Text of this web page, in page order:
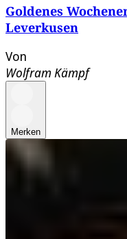
Goldenes
Leverkusen
Von
Wolfram Kämpf
Merken